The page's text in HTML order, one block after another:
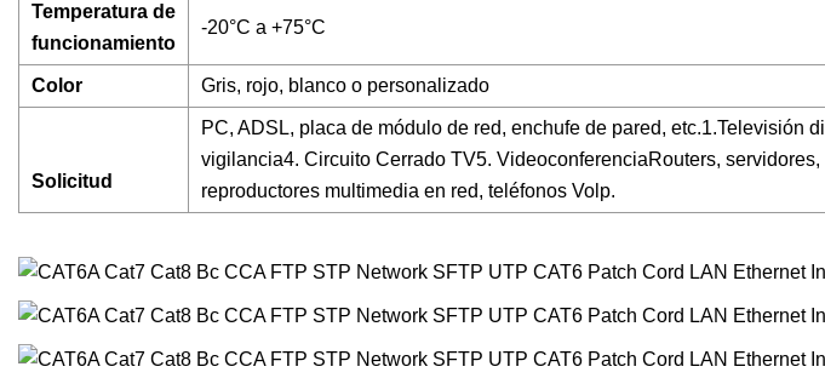
Temperatura de
funcionamiento
-20°C a +75°C
Color Gris, rojo, blanco o personalizado
Solicitud
PC, ADSL, placa de módulo de red, enchufe de pared, etc.1.Televisión
vigilancia4. Circuito Cerrado TV5. VideoconferenciaRouters,
reproductores multimedia en red, teléfonos Volp.